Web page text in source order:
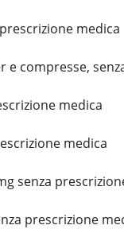
medica
e compresse,
medica
medica
senza
prescrizione